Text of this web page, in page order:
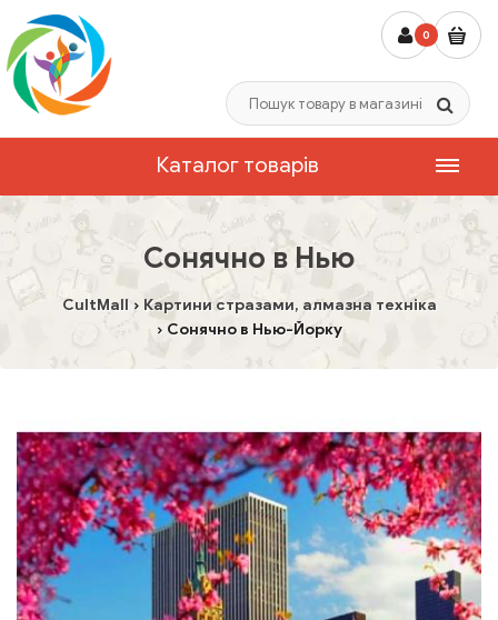
0
Каталог товарів
Сонячно в Нью
CultMall
Картини стразами, алмазна техніка
Сонячно в Нью-Йорку